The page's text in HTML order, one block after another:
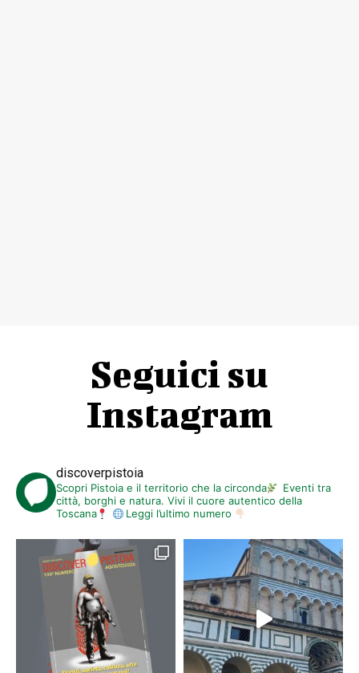
Seguici su
Instagram
discoverpistoia
Scopri Pistoia e il territorio che la circonda
Eventi tra
città, borghi e natura. Vivi il cuore autentico della
Toscana
Leggi l’ultimo numero